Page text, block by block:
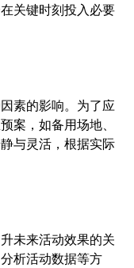
关键时刻投入必要
素的影响。为了应
案，如备用场地、
与灵活，根据实际
未来活动效果的关
析活动数据等方